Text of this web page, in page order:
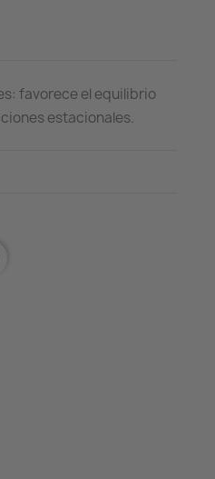
favorece el equilibrio
estacionales.